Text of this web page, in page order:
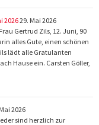
202629. Mai 2026
Gertrud Zils, 12. Juni, 90
alles Gute, einen schönen
lädt alle Gratulanten
Hause ein. Carsten Göller,
2026
sind herzlich zur